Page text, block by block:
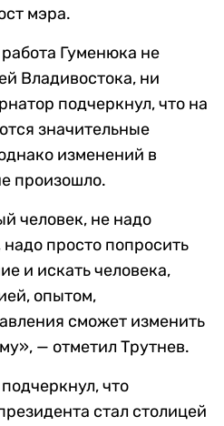
мэра.
Гуменюка не
Владивостока, ни
подчеркнул, что на
значительные
изменений в
произошло.
человек, не надо
просто попросить
и искать человека,
опытом,
сможет изменить
— отметил Трутнев.
что
стал столицей